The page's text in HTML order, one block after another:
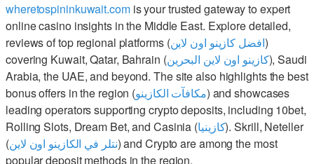
wheretospininkuwait.comis your trusted gateway to expert
online casino insights in the Middle East. Explore detailed,
reviews of top regional platforms (افضل كازينو اون لاين)
covering Kuwait, Qatar, Bahrain (كازينو اون لاين البحرين), Saudi
Arabia, the UAE, and beyond. The site also highlights the best
bonus offers in the region (مكافآت الكازينو) and showcases
leading operators supporting crypto deposits, including 10bet,
Rolling Slots, Dream Bet, and Casinia (كازينيا). Skrill, Neteller
(نتلر في الكازينو اون لاين) and Crypto are among the most
popular deposit methods in the region.